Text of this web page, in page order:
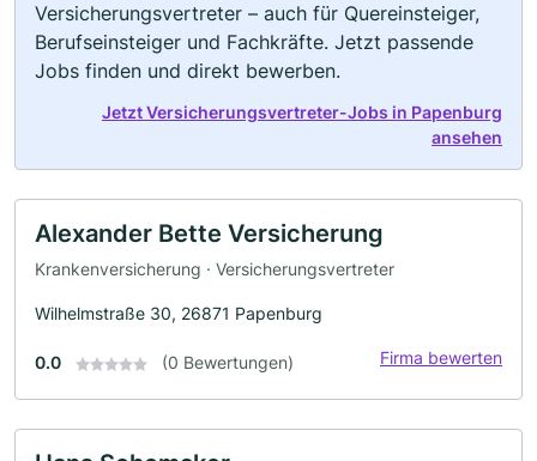
Versicherungsvertreter – auch für Quereinsteiger,
Berufseinsteiger und Fachkräfte. Jetzt passende
Jobs finden und direkt bewerben.
Jetzt Versicherungsvertreter-Jobs in Papenburg
ansehen
Alexander Bette Versicherung
Krankenversicherung · Versicherungsvertreter
Wilhelmstraße 30, 26871 Papenburg
0.0 (0 Bewertungen) Firma bewerten